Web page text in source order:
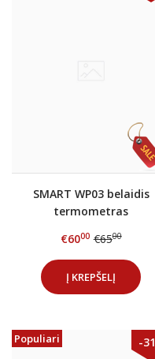
SMART WP03 belaidis
termometras
€6000 €6500
Į KREPŠELĮ
Populiari -31